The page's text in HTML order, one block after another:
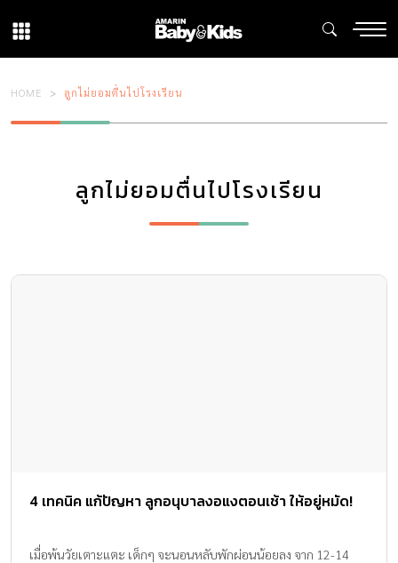
HOME ลูกไม่ยอมตื่นไปโรงเรียน
ลูกไม่ยอมตื่นไปโรงเรียน
4 เทคนิค แก้ปัญหา ลูกอนุบาลงอแงตอนเช้า ให้อยู่หมัด!
เมื่อพ้นวัยเตาะแตะ เด็กๆ จะนอนหลับพักผ่อนน้อยลง จาก 12-14